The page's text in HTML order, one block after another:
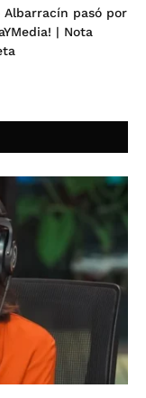
Albarracín pasó por
| Nota